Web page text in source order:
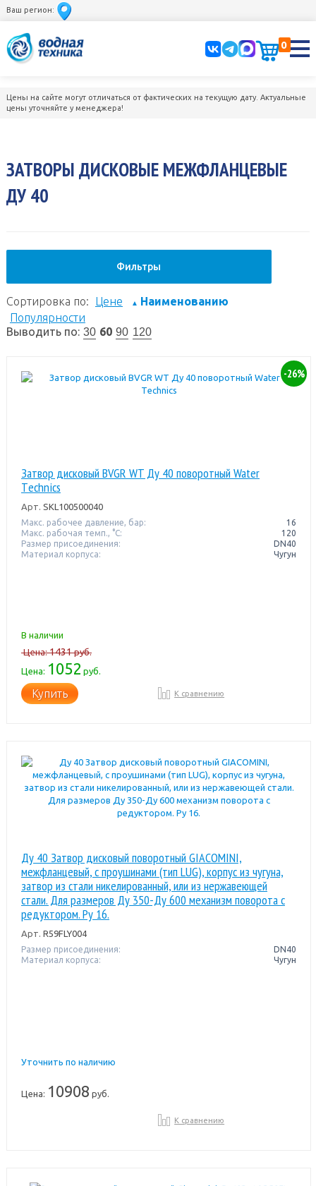
Ваш регион:
0
Цены на сайте могут отличаться от фактических на текущую дату. Актуальные
цены уточняйте у менеджера!
ЗАТВОРЫ ДИСКОВЫЕ МЕЖФЛАНЦЕВЫЕ
ДУ 40
Фильтры
Сортировка по: Цене ▲ Наименованию
Популярности
Выводить по: 30 60 90 120
-26%
Затвор дисковый BVGR WT Ду 40 поворотный Water
Тechnics
Арт. SKL100500040
Макс. рабочее давление, бар:
16
Макс. рабочая темп., °С:
120
Размер присоединения:
DN40
Материал корпуса:
Чугун
В наличии
Цена:1431руб.
Цена: 1052 руб.
Купить К сравнению
Ду 40 Затвор дисковый поворотный GIACOMINI,
межфланцевый, с проушинами (тип LUG), корпус из чугуна,
затвор из стали никелированный, или из нержавеющей
стали. Для размеров Ду 350-Ду 600 механизм поворота с
редуктором. Pу 16.
Арт. R59FLY004
Размер присоединения:
DN40
Материал корпуса:
Чугун
Уточнить по наличию
Цена: 10908 руб.
К сравнению